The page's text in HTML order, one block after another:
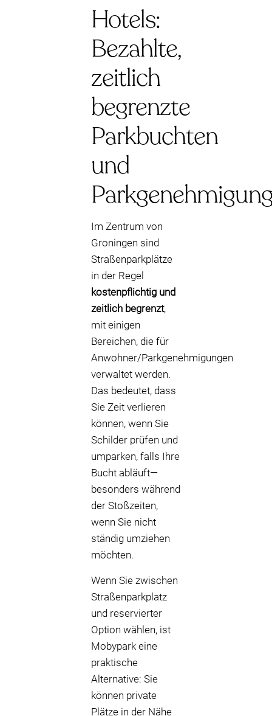
Hotels:
Bezahlte,
zeitlich
begrenzte
Parkbuchten
und
Im Zentrum von
Groningen sind
Straßenparkplätze
in der Regel
kostenpflichtig und
zeitlich begrenzt,
mit einigen
Bereichen, die für
Anwohner/Parkgenehmigungen
verwaltet werden.
Das bedeutet, dass
Sie Zeit verlieren
können, wenn Sie
Schilder prüfen und
umparken, falls Ihre
Bucht abläuft—
besonders während
der Stoßzeiten,
wenn Sie nicht
ständig umziehen
möchten.
Wenn Sie zwischen
Straßenparkplatz
und reservierter
Option wählen, ist
Mobypark eine
praktische
Alternative: Sie
können private
Plätze in der Nähe